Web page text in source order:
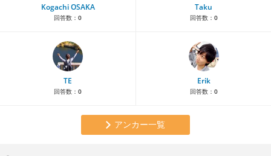
Kogachi OSAKA
回答数： 0
Taku
回答数： 0
TE
回答数： 0
Erik
回答数： 0
アンカー一覧